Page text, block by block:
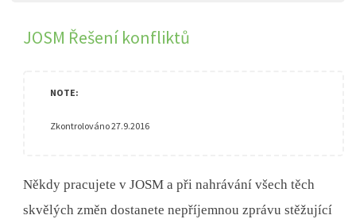
JOSM Řešení konfliktů
Zkontrolováno 27.9.2016
Někdy pracujete v JOSM a při nahrávání všech těch
skvělých změn dostanete nepříjemnou zprávu stěžující